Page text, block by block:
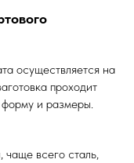
осуществляется на
проходит
и размеры.
чаще всего сталь,